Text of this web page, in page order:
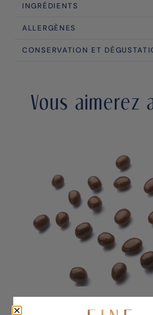
INGRÉDIENTS
ALLERGÈNES
CONSERVATION ET
Vous aimerez
POPOCORN